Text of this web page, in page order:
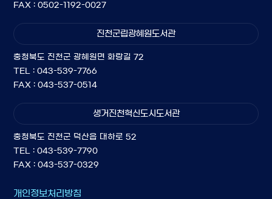
FAX : 0502-1192-0027
진천군립광혜원도서관
충청북도 진천군 광혜원면 화랑길 72
TEL : 043-539-7766
FAX : 043-537-0514
생거진천혁신도시도서관
충청북도 진천군 덕산읍 대하로 52
TEL : 043-539-7790
FAX : 043-537-0329
개인정보처리방침